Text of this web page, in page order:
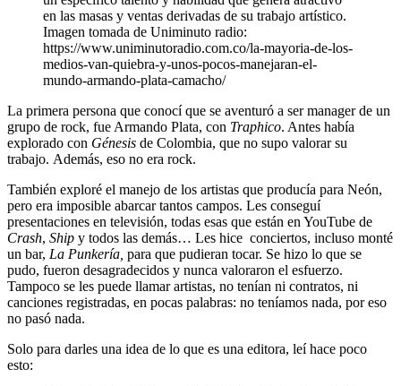
Imagen tomada de Uniminuto radio:
https://www.uniminutoradio.com.co/la-mayoria-de-los-
medios-van-quiebra-y-unos-pocos-manejaran-el-
mundo-armando-plata-camacho/
La primera persona que conocí que se aventuró a ser manager de un
grupo de rock, fue Armando Plata, con Traphico. Antes había
explorado con Génesis de Colombia, que no supo valorar su
trabajo. Además, eso no era rock.
También exploré el manejo de los artistas que producía para Neón,
pero era imposible abarcar tantos campos. Les conseguí
presentaciones en televisión, todas esas que están en YouTube de
Crash, Ship y todos las demás… Les hice conciertos, incluso monté
un bar, La Punkería, para que pudieran tocar. Se hizo lo que se
pudo, fueron desagradecidos y nunca valoraron el esfuerzo.
Tampoco se les puede llamar artistas, no tenían ni contratos, ni
canciones registradas, en pocas palabras: no teníamos nada, por eso
no pasó nada.
Solo para darles una idea de lo que es una editora, leí hace poco
esto: